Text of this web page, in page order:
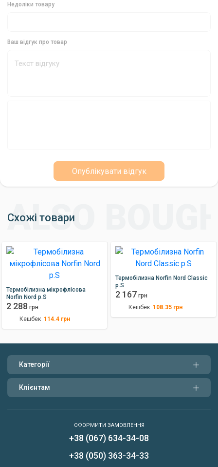
Недоліки товару
Ваш відгук про товар
Опублікувати відгук
Схожі товари
Термобілизна мікрофлісова
Norfin Nord р.S
2 288 грн
Кешбек 114.4 грн
Термобілизна Norfin Nord Classic
р.S
2 167 грн
Кешбек 108.35 грн
Категорії
Клієнтам
ОФОРМИТИ ЗАМОВЛЕННЯ
+38 (067) 634-34-08
+38 (050) 363-34-33